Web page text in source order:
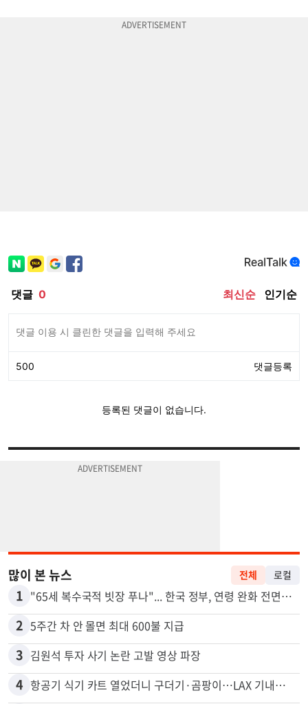
많이 본 뉴스 전체 로컬
1 "65세 복수국적 빗장 푸나"... 한국 정부, 연령 완화 전면 추진
2 5주간 차 안 몰면 최대 600불 지급
3 김원석 투자 사기 논란 고발 영상 파장
4 항공기 식기 카트 열었더니 구더기·곰팡이…LAX 기내식 업체 논란